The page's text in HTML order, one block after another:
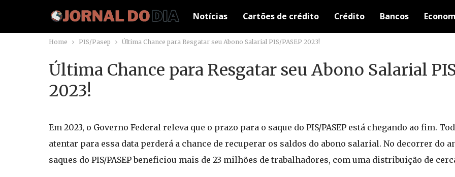
Notícias Cartões de crédito Crédito Bancos
Home PIS/Pasep Última Chance para Resgatar seu Abono Salarial PIS/PASEP 2023!
Última Chance para Resgatar seu Abono Salarial
2023!
Em 2023, o Governo Federal releva que o prazo para o saque do PIS/PASEP está chegando ao fim.
atentar para essa data perderá a chance de recuperar os saldos do abono salarial. No decorrer do
saques do PIS/PASEP beneficiou mais de 23 milhões de trabalhadores, com uma distribuição de